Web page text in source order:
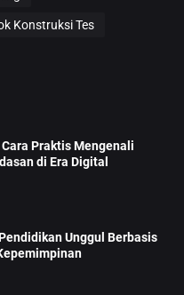
Konstruksi Tes
Praktis Mengenali
di Era Digital
Unggul Berbasis